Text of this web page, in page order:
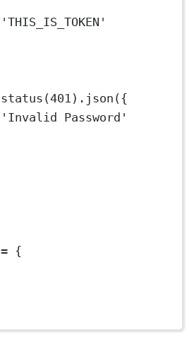
'THIS_IS_TOKEN'
status (401 ). json ({
'Invalid Password'
= {